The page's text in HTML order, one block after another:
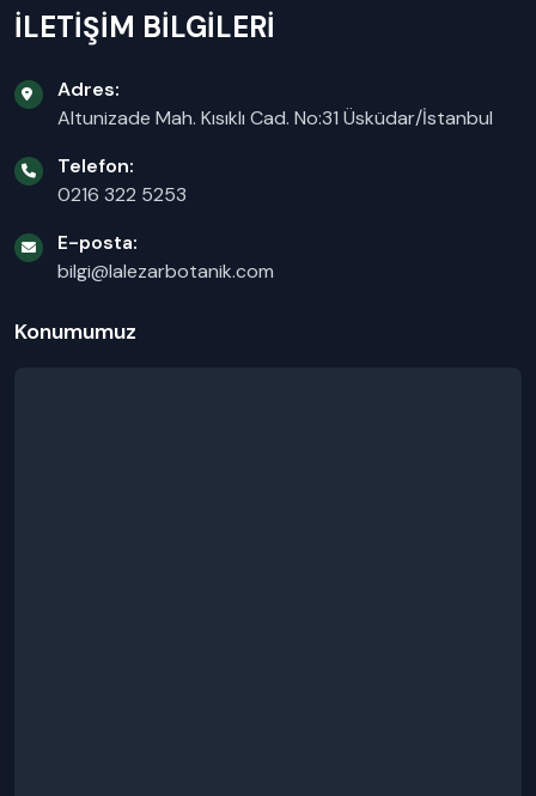
İLETİŞİM BİLGİLERİ
Adres:
Altunizade Mah. Kısıklı Cad. No:31 Üsküdar/İstanbul
Telefon:
0216 322 5253
E-posta:
bilgi@lalezarbotanik.com
Konumumuz